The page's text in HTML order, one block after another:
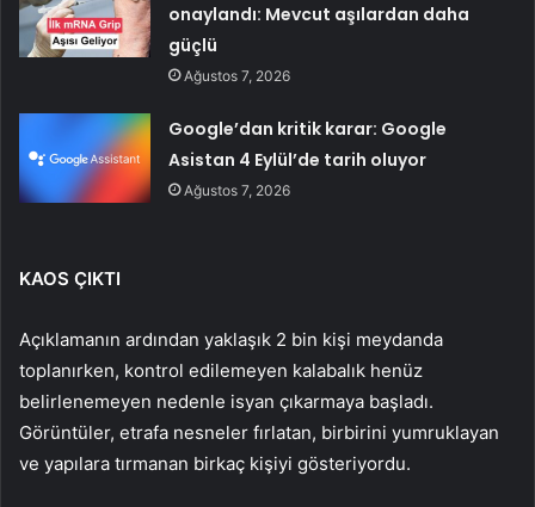
onaylandı: Mevcut aşılardan daha
güçlü
Ağustos 7, 2026
Google’dan kritik karar: Google
Asistan 4 Eylül’de tarih oluyor
Ağustos 7, 2026
KAOS ÇIKTI
Açıklamanın ardından yaklaşık 2 bin kişi meydanda
toplanırken, kontrol edilemeyen kalabalık henüz
belirlenemeyen nedenle isyan çıkarmaya başladı.
Görüntüler, etrafa nesneler fırlatan, birbirini yumruklayan
ve yapılara tırmanan birkaç kişiyi gösteriyordu.